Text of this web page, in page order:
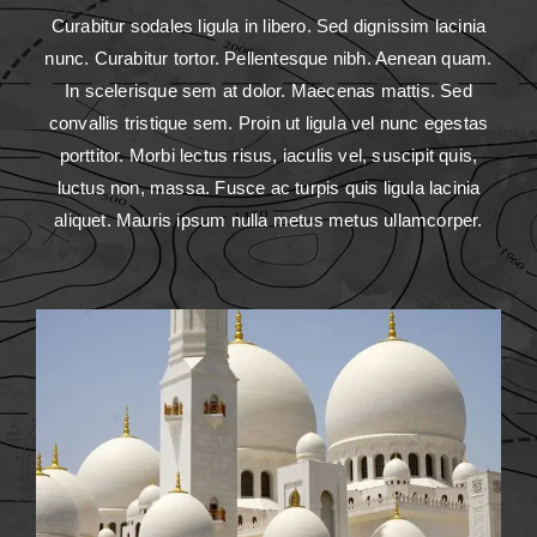
Curabitur sodales ligula in libero. Sed dignissim lacinia
nunc. Curabitur tortor. Pellentesque nibh. Aenean quam.
In scelerisque sem at dolor. Maecenas mattis. Sed
convallis tristique sem. Proin ut ligula vel nunc egestas
porttitor. Morbi lectus risus, iaculis vel, suscipit quis,
luctus non, massa. Fusce ac turpis quis ligula lacinia
aliquet. Mauris ipsum nulla metus metus ullamcorper.